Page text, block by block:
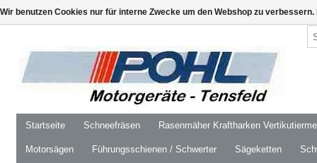
Startseite Schneefräsen Rasenmäher Kraftharken
Motorsägen Führungsschienen / Schwerter Sägeketten
Wir benutzen Cookies nur für interne Zwecke um den Webshop zu